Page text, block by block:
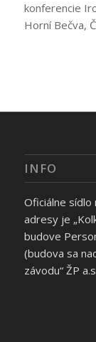
konferencie
Horní Bečva,
INFO
Oficiálne
adresy je
budove
(budova sa
závodu“ ŽP